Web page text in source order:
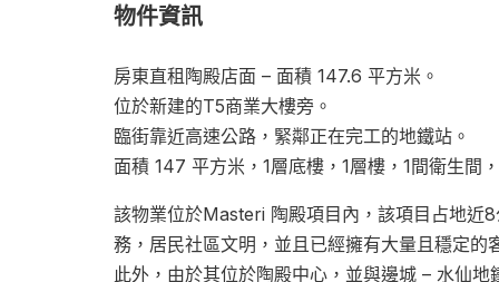
物件資訊
房東直租陶殿店面 – 面積 147.6 平方米。
位於新建的T5商業大樓旁。
臨街靠近高速公路，緊鄰正在完工的地鐵站。
面積 147 平方米，1層底樓，1層樓，1間衛生間
該物業位於Masteri 陶殿項目內，該項目占地近
務，居民社區文明，並且已經擁有大量且穩定的
此外，由於其位於陶殿中心，並與邊城 – 水仙